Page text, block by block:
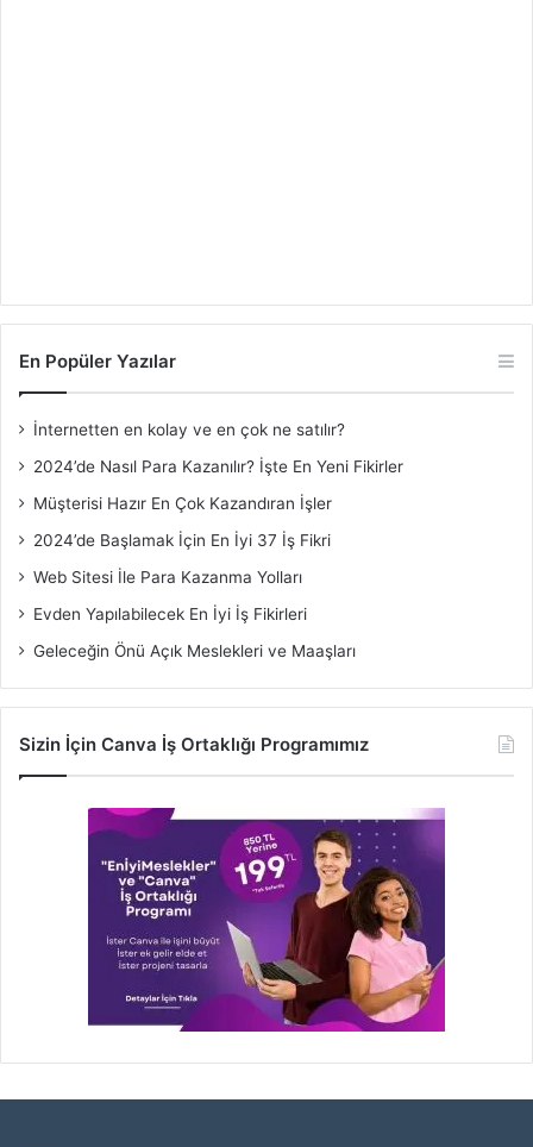
En Popüler Yazılar
İnternetten en kolay ve en çok ne satılır?
2024’de Nasıl Para Kazanılır? İşte En Yeni Fikirler
Müşterisi Hazır En Çok Kazandıran İşler
2024’de Başlamak İçin En İyi 37 İş Fikri
Web Sitesi İle Para Kazanma Yolları
Evden Yapılabilecek En İyi İş Fikirleri
Geleceğin Önü Açık Meslekleri ve Maaşları
Sizin İçin Canva İş Ortaklığı Programımız